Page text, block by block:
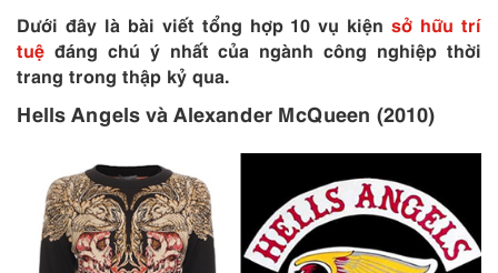
Dưới đây là bài viết tổng hợp 10 vụ kiệnsở hữu trí
tuệ đáng chú ý nhất của ngành công nghiệp thời
trang trong thập kỷ qua.
Hells Angels và Alexander McQueen (2010)